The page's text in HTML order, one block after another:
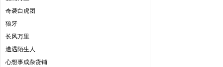
奇袭白虎团
狼牙
长风万里
遭遇陌生人
心想事成杂货铺